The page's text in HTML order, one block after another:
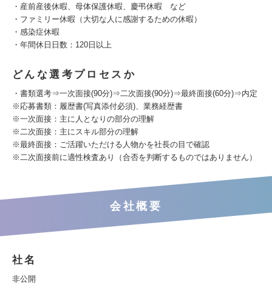
・産前産後休暇、母体保護休暇、慶弔休暇 など
・ファミリー休暇（大切な人に感謝するための休暇）
・感染症休暇
・年間休日日数：120日以上
どんな選考プロセスか
・書類選考⇒一次面接(90分)⇒二次面接(90分)⇒最終面接(60分)⇒内定
※応募書類：履歴書(写真添付必須)、業務経歴書
※一次面接：主に人となりの部分の理解
※二次面接：主にスキル部分の理解
※最終面接：ご活躍いただける人物かを社長の目で確認
※二次面接前に適性検査あり（合否を判断するものではありません）
会社概要
社名
非公開